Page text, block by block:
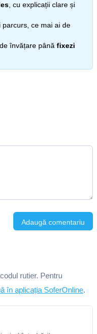
, cu explicații clare și
parcurs, ce mai ai de
învățare până fixezi
Adaugă comentariu
rutier. Pentru
în aplicația SoferOnline.